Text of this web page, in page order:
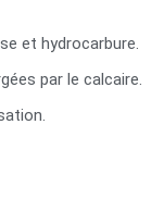
et hydrocarbure.
par le calcaire.